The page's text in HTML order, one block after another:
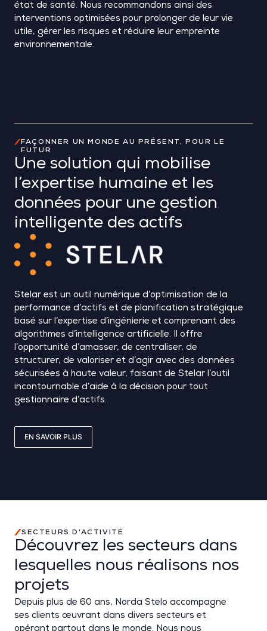
état de santé. Nous recommandons ainsi des
interventions optimisées pour prolonger de leur vie
utile, gérer les risques et réduire leur empreinte
environnementale.
FAÇONNER UN MONDE AU PRÉSENT, POUR LE
FUTUR
Une solution qui mobilise
l’expertise humaine et les
données pour une gestion
intelligente des actifs
Stelar est un outil numérique d’optimisation de la
performance d’actifs et de planification stratégique
basé sur l’expertise d’ingénierie et comprenant des
algorithmes d’intelligence artificielle. Il offre
l’opportunité d’amasser, de centraliser, de
structurer, de valoriser et d’agir avec des données
sécurisées à haute valeur, faisant de Stelar l’outil
incontournable d’aide à la décision pour tout
gestionnaire d’actifs.
EN SAVOIR PLUS
SECTEURS D’ACTIVITÉ
Découvrez les secteurs dans
lesquelles nous réalisons nos
projets
Depuis plus de 60 ans, Norda Stelo accompagne
ses clients œuvrant dans divers secteurs et
opérant partout dans le monde. Nous nous